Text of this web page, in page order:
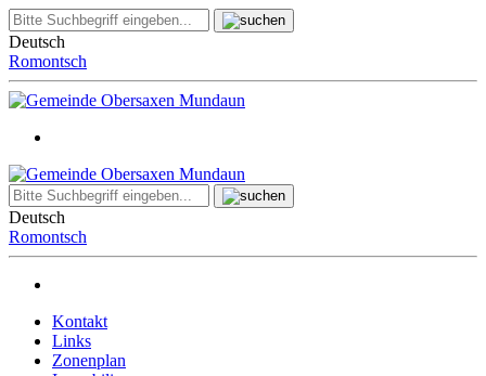
Deutsch
Romontsch
Deutsch
Romontsch
Kontakt
Links
Zonenplan